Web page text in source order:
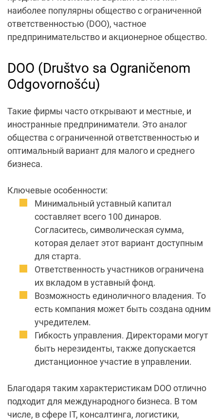
наиболее популярны общество с ограниченной
ответственностью (DOO), частное
предпринимательство и акционерное общество.
DOO (Društvo sa Ograničenom
Odgovornošću)
Такие фирмы часто открывают и местные, и
иностранные предприниматели. Это аналог
общества с ограниченной ответственностью и
оптимальный вариант для малого и среднего
бизнеса.
Ключевые особенности:
Минимальный уставный капитал
составляет всего 100 динаров.
Согласитесь, символическая сумма,
которая делает этот вариант доступным
для старта.
Ответственность участников ограничена
их вкладом в уставный фонд.
Возможность единоличного владения. То
есть компания может быть создана одним
учредителем.
Гибкость управления. Директорами могут
быть нерезиденты, также допускается
дистанционное участие в управлении.
Благодаря таким характеристикам DOO отлично
подходит для международного бизнеса. В том
числе, в сфере IT, консалтинга, логистики,